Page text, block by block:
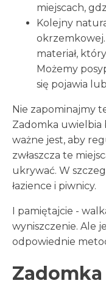
miejscach,
Kolejny
materiał,
Możemy
się pojawia
Nie zapominajmy
Zadomka
ważne jest, aby
zwłaszcza te
ukrywać. W
łazience i piwnicy.
I pamiętajcie -
wyniszczenie. Ale
odpowiednie